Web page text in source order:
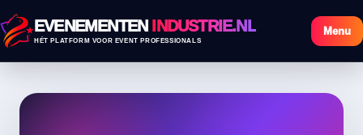
EVENEMENTEN INDUSTRIE.NL
HÉT PLATFORM VOOR EVENT PROFESSIONALS
Menu